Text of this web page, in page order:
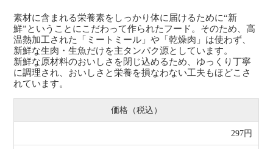
素材に含まれる栄養素をしっかり体に届けるために“新
鮮”ということにこだわって作られたフード。そのため、高
温熱加工された「ミートミール」や「乾燥肉」は使わず、
新鮮な生肉・生魚だけを主タンパク源としています。
新鮮な原材料のおいしさを閉じ込めるため、ゆっくり丁寧
に調理され、おいしさと栄養を損なわない工夫もほどこさ
れています。
価格（税込）
297円